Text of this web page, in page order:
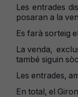
Les entrades
posaran a la
Es farà sorteig
La venda,
també siguin
Les entrades,
En total, el